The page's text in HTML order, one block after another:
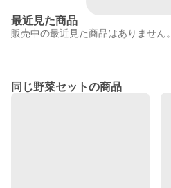
最近見た商品
販売中の最近見た商品はありません。
同じ野菜セットの商品